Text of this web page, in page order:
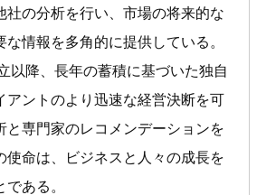
社の分析を行い、市場の将来的な
な情報を多角的に提供している。
以降、長年の蓄積に基づいた独自
アントのより迅速な経営決断を可
と専門家のレコメンデーションを
使命は、ビジネスと人々の成長を
ある。